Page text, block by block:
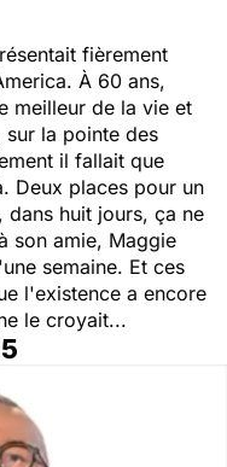
fièrement
À 60 ans,
meilleur de la vie et
la pointe des
il fallait que
Deux places pour un
dans huit jours, ça ne
son amie, Maggie
semaine. Et ces
l'existence a encore
le croyait...